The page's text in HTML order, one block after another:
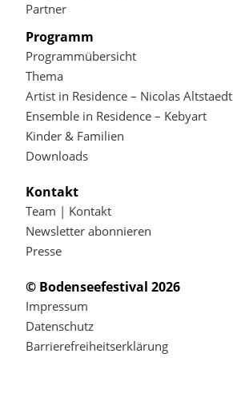
Partner
Programm
Programmübersicht
Thema
Artist in Residence – Nicolas Altstaedt
Ensemble in Residence – Kebyart
Kinder & Familien
Downloads
Kontakt
Team | Kontakt
Newsletter abonnieren
Presse
© Bodenseefestival 2026
Impressum
Datenschutz
Barrierefreiheitserklärung